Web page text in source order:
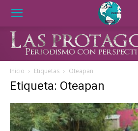
Inicio Etiquetas Oteapan
Etiqueta: Oteapan